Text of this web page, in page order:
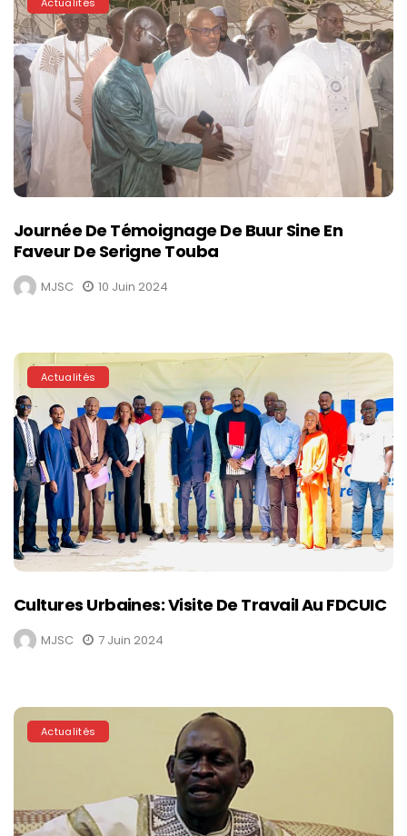
Journée De Témoignage De Buur Sine En
Faveur De Serigne Touba
MJSC 10 Juin 2024
Actualités
Cultures Urbaines: Visite De Travail Au FDCUIC
MJSC 7 Juin 2024
Actualités